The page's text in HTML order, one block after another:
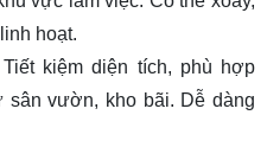
hoạt.
Tiết kiệm diện tích, phù hợp
sân vườn, kho bãi. Dễ dàng